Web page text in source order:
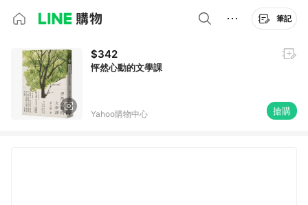
筆記
$342
怦然心動的文學課
Yahoo購物中心 搶購